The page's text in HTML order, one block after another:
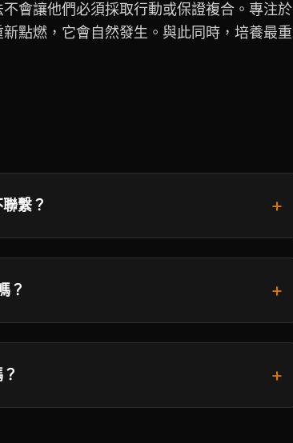
會讓他們必須採取行動或保證複合。專注於
點燃，它會自然發生。與此同時，培養最重
繫？ +
？ +
+